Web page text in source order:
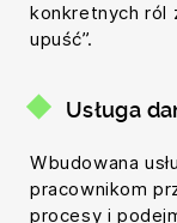
konkretnych ról
upuść”.
Usługa
Wbudowana
pracownikom
procesy i